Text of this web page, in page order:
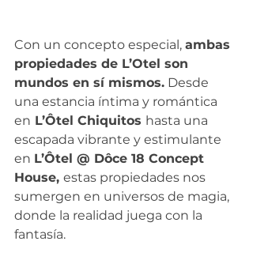
Con un concepto especial, ambas
propiedades de L’Otel son
mundos en sí mismos. Desde
una estancia íntima y romántica
en L’Ôtel Chiquitos hasta una
escapada vibrante y estimulante
en L’Ôtel @ Dôce 18 Concept
House, estas propiedades nos
sumergen en universos de magia,
donde la realidad juega con la
fantasía.